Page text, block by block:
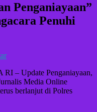
Penganiayaan”
Penuhi
– Update Penganiayaan,
Media Online
berlanjut di Polres